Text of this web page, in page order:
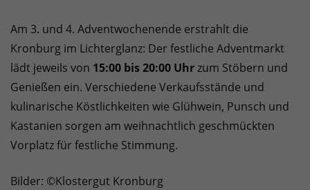
Am 3. und 4. Adventwochenende erstrahlt die
Kronburg im Lichterglanz: Der festliche Adventmarkt
lädt jeweils von 15:00 bis 20:00 Uhrzum Stöbern und
Genießen ein. Verschiedene Verkaufsstände und
kulinarische Köstlichkeiten wie Glühwein, Punsch und
Kastanien sorgen am weihnachtlich geschmückten
Vorplatz für festliche Stimmung.
Bilder: ©Klostergut Kronburg